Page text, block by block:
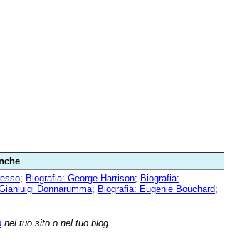
; Biografia: George Harrison; Biografia:
Donnarumma; Biografia: Eugenie Bouchard;
nel tuo sito o nel tuo blog